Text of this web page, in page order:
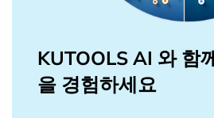
KUTOOLS AI 와 함
을 경험하세요